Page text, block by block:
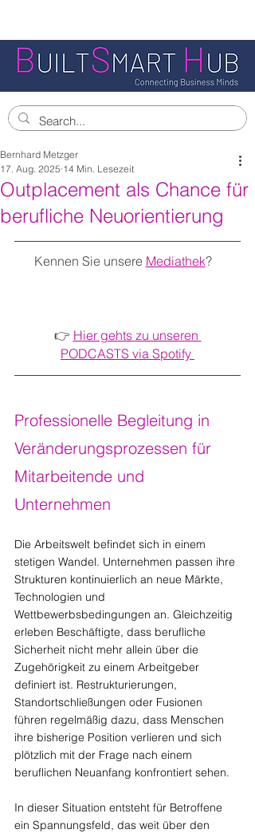
Outplacement als Chance für
berufliche Neuorientierung
Bernhard Metzger
17. Aug. 2025 14 Min. Lesezeit
Kennen Sie unsere Mediathek?
👉 Hier gehts zu unseren
PODCASTS via Spotify
Professionelle Begleitung in
Veränderungsprozessen für
Mitarbeitende und
Unternehmen
Die Arbeitswelt befindet sich in einem
stetigen Wandel. Unternehmen passen ihre
Strukturen kontinuierlich an neue Märkte,
Technologien und
Wettbewerbsbedingungen an. Gleichzeitig
erleben Beschäftigte, dass berufliche
Sicherheit nicht mehr allein über die
Zugehörigkeit zu einem Arbeitgeber
definiert ist. Restrukturierungen,
Standortschließungen oder Fusionen
führen regelmäßig dazu, dass Menschen
ihre bisherige Position verlieren und sich
plötzlich mit der Frage nach einem
beruflichen Neuanfang konfrontiert sehen.
In dieser Situation entsteht für Betroffene
ein Spannungsfeld, das weit über den